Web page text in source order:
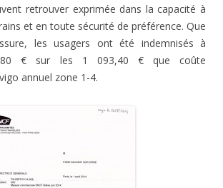
retrouver exprimée dans la capacité à
et en toute sécurité de préférence. Que
les usagers ont été indemnisés à
€ sur les 1 093,40 € que coûte
annuel zone 1-4.